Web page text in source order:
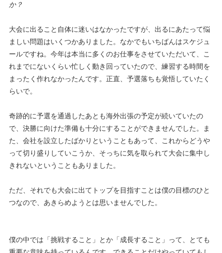
か？
大会に出ること自体に迷いはなかったですが、出るにあたって悩
ましい問題はいくつかありました。なかでもいちばんはスケジュ
ールですね。今年は本当に多くのお仕事をさせていただいて、こ
れまでにないくらい忙しく動き回っていたので、練習する時間を
まったく作れなかったんです。正直、予選落ちも覚悟していたく
らいで。
奇跡的に予選を通過したあとも海外出張の予定が続いていたの
で、決勝に向けた準備も十分にすることができませんでした。ま
た、会社を設立したばかりということもあって、これからどうや
って切り盛りしていこうか、そっちに気を取られて大会に集中し
きれないということもありました。
ただ、それでも大会に出てトップを目指すことは僕の目標のひと
つなので、あきらめようとは思いませんでした。
僕の中では「挑戦すること」とか「成長すること」って、とても